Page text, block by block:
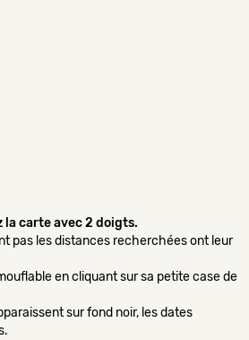
la carte avec 2 doigts.
pas les distances recherchées ont leur
en cliquant sur sa petite case de
sur fond noir, les dates